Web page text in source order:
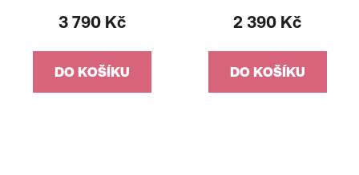
3 790 Kč
DO KOŠÍKU
2 390 Kč
DO KOŠÍKU